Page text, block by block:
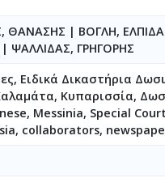
ΘΑΝΑΣΗΣ | ΒΟΓΛΗ, ΕΛΠΙΔΑ
| ΨΑΛΛΙΔΑΣ, ΓΡΗΓΟΡΗΣ
Ειδικά Δικαστήρια
Κυπαρισσία,
Messinia, Special
collaborators,